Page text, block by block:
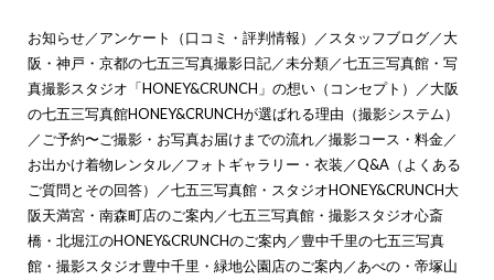
お知らせ／アンケート（口コミ・評判情報） ／ スタッフブログ／大
阪・神戸・京都の七五三写真撮影日記／未分類／七五三写真館・写
真撮影スタジオ「HONEY&CRUNCH」の想い（コンセプト）
／大阪
の七五三写真館HONEY&CRUNCHが選ばれる理由（撮影システム）
／ ご予約〜ご撮影・お写真お届けまでの流れ／撮影コース・料金／
お出かけ着物レンタル／フォトギャラリー・衣装 ／Q&A（よくある
ご質問とその回答）
／七五三写真館・スタジオHONEY&CRUNCH大
阪天満宮・南森町店のご案内 ／七五三写真館・撮影スタジオ心斎
橋・北堀江のHONEY&CRUNCHのご案内 ／豊中千里の七五三写真
館・撮影スタジオ豊中千里・緑地公園店のご案内 ／あべの・帝塚山